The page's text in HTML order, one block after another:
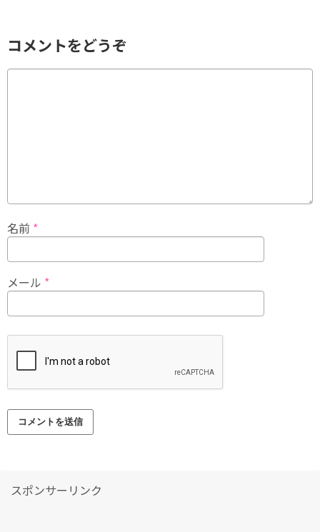
コメントをどうぞ
名前 *
メール *
スポンサーリンク